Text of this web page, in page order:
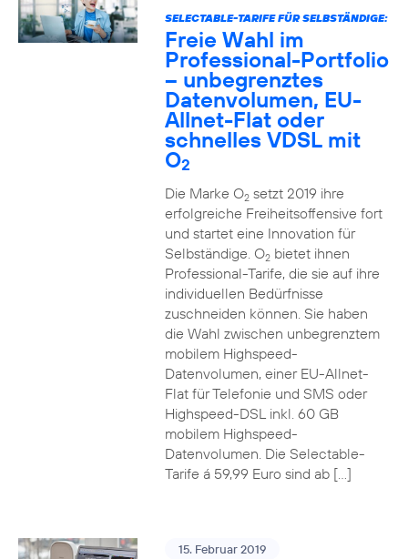
SELECTABLE-TARIFE FÜR SELBSTÄNDIGE:
Freie Wahl im
Professional-Portfolio
– unbegrenztes
Datenvolumen, EU-
Allnet-Flat oder
schnelles VDSL mit
O2
Die Marke O2setzt 2019 ihre
erfolgreiche Freiheitsoffensive fort
und startet eine Innovation für
Selbständige. O2bietet ihnen
Professional-Tarife, die sie auf ihre
individuellen Bedürfnisse
zuschneiden können. Sie haben
die Wahl zwischen unbegrenztem
mobilem Highspeed-
Datenvolumen, einer EU-Allnet-
Flat für Telefonie und SMS oder
Highspeed-DSL inkl. 60 GB
mobilem Highspeed-
Datenvolumen. Die Selectable-
Tarife á 59,99 Euro sind ab […]
15. Februar 2019